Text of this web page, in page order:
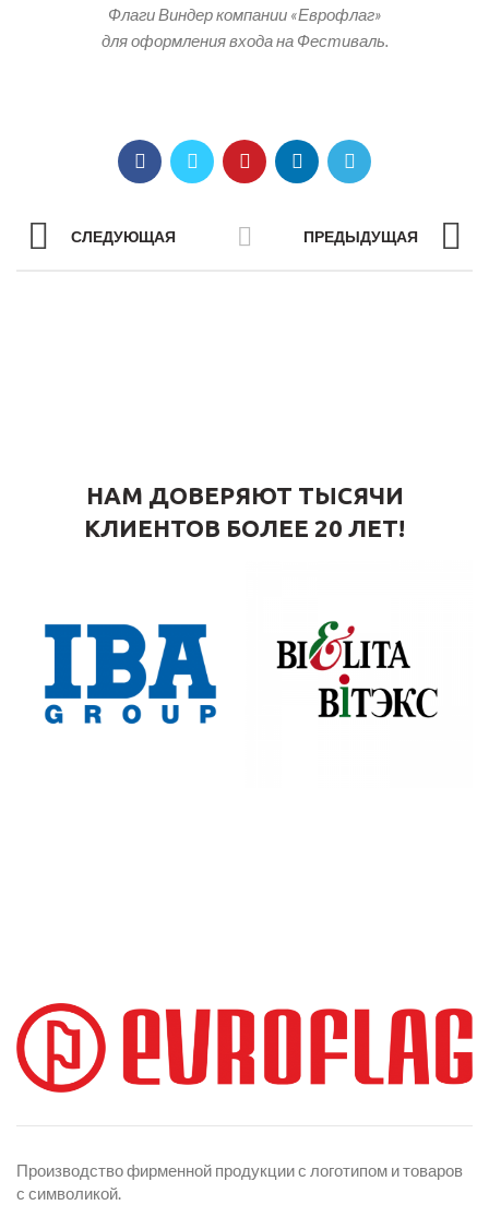
Флаги Виндер компании «Еврофлаг»
для оформления входа на Фестиваль.
СЛЕДУЮЩАЯ ПРЕДЫДУЩАЯ
НАМ ДОВЕРЯЮТ ТЫСЯЧИ
КЛИЕНТОВ БОЛЕЕ 20 ЛЕТ!
Производство фирменной продукции с логотипом и товаров
с символикой.